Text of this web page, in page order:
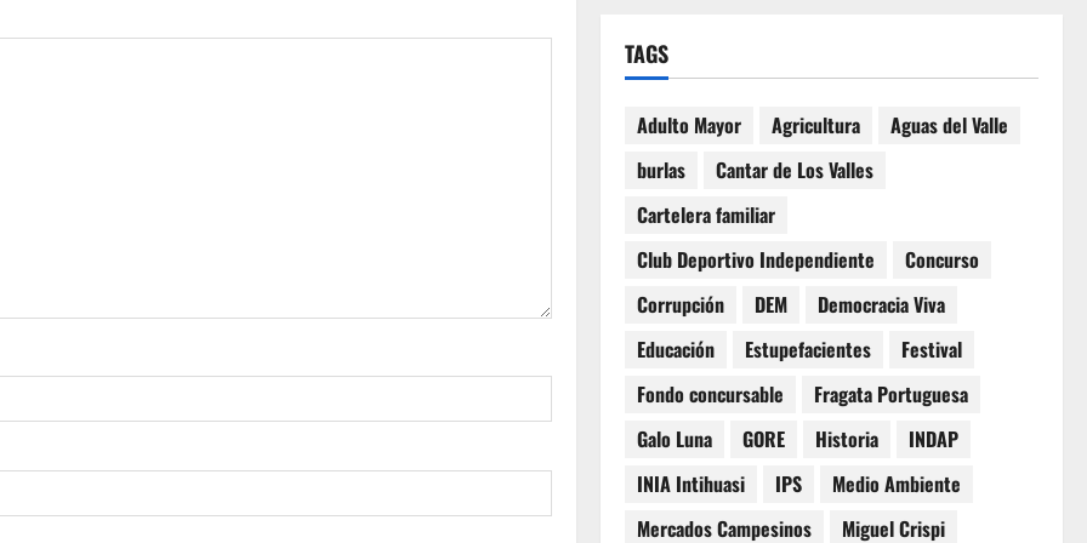
TAGS
Adulto Mayor Agricultura
Aguas del Valle
burlas
Cantar de Los Valles
Cartelera familiar
Club Deportivo Independiente
Concurso
Corrupción
DEM
Democracia Viva
Educación
Estupefacientes
Festival
Fondo concursable
Fragata Portuguesa
Galo Luna
GORE Historia
INDAP
INIA Intihuasi
IPS
Medio Ambiente
Mercados Campesinos
Miguel Crispi